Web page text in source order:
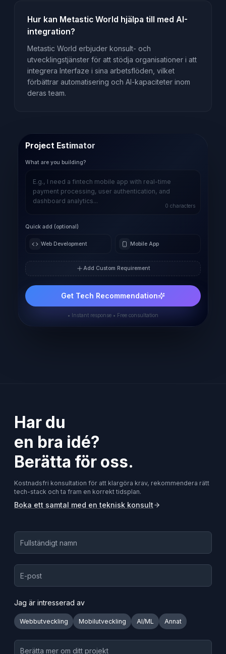
Hur kan Metastic World hjälpa till med AI-
integration?
Metastic World erbjuder konsult- och
utvecklingstjänster för att stödja organisationer i att
integrera Interfaze i sina arbetsflöden, vilket
förbättrar automatisering och AI-kapaciteter inom
deras team.
Project Estimator
What are you building?
0 characters
Quick add (optional)
Web Development Mobile App
Add Custom Requirement
Get Tech Recommendation
• Instant response • Free consultation
Har du
en bra idé?
Berätta för oss.
Kostnadsfri konsultation för att klargöra krav, rekommendera rätt
tech-stack och ta fram en korrekt tidsplan.
Boka ett samtal med en teknisk konsult
Jag är intresserad av
Webbutveckling Mobilutveckling AI/ML Annat